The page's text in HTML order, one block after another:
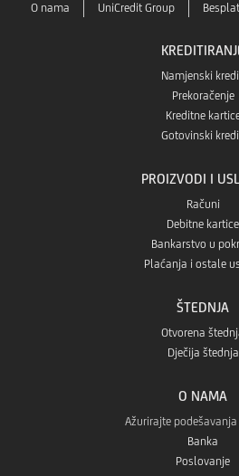
O nama UniCredit Group
Namjenski
Prekoračenje
Kreditne
Gotovinski
PROIZVODI I
Računi
Debitne kartice
Bankarstvo u
Plaćanja i ostale
ŠTEDNJA
Otvorena
Dječija štednja
O NAMA
Ažurirajte
Banka
Poslovanje